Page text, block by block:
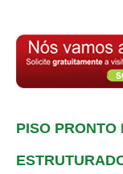
PISO PRONTO